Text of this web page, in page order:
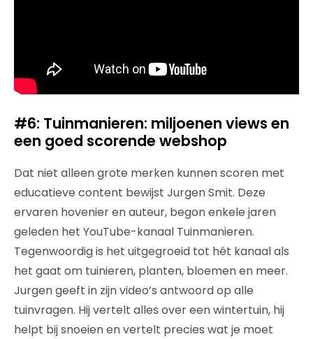
#6: Tuinmanieren: miljoenen views en
een goed scorende webshop
Dat niet alleen grote merken kunnen scoren met
educatieve content bewijst Jurgen Smit. Deze
ervaren hovenier en auteur, begon enkele jaren
geleden het YouTube-kanaal Tuinmanieren.
Tegenwoordig is het uitgegroeid tot hét kanaal als
het gaat om tuinieren, planten, bloemen en meer.
Jurgen geeft in zijn video’s antwoord op alle
tuinvragen. Hij vertelt alles over een wintertuin, hij
helpt bij snoeien en vertelt precies wat je moet